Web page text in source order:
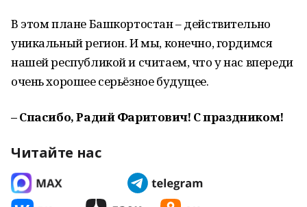
В этом плане Башкортостан – действительно
уникальный регион. И мы, конечно, гордимся
нашей республикой и считаем, что у нас впереди
очень хорошее серьёзное будущее.
– Спасибо, Радий Фаритович! С праздником!
Читайте нас